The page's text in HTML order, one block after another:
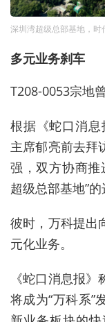
深圳湾超级总部基地，
多元业务刹车
T208-0053宗地
根据《蛇口消
主席郁亮前去拜
强，双方协商推
超级总部基地”的
彼时，万科提出
元化业务。
《蛇口消息报
将成为“万科系”